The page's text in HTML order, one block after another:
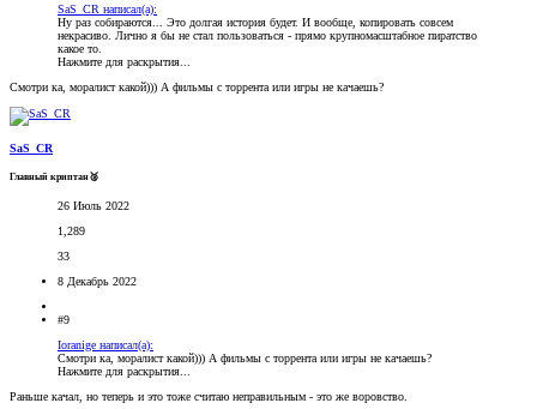
SaS_CR написал(а):
Ну раз собираются... Это долгая история будет. И вообще, копировать совсем
некрасиво. Лично я бы не стал пользоваться - прямо крупномасштабное пиратство
какое то.
Нажмите для раскрытия...
Смотри ка, моралист какой))) А фильмы с торрента или игры не качаешь?
SaS_CR
Главный криптан🥈
26 Июль 2022
1,289
33
8 Декабрь 2022
#9
Ioranige написал(а):
Смотри ка, моралист какой))) А фильмы с торрента или игры не качаешь?
Нажмите для раскрытия...
Раньше качал, но теперь и это тоже считаю неправильным - это же воровство.